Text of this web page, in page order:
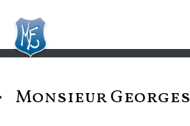
Monsieur Georges